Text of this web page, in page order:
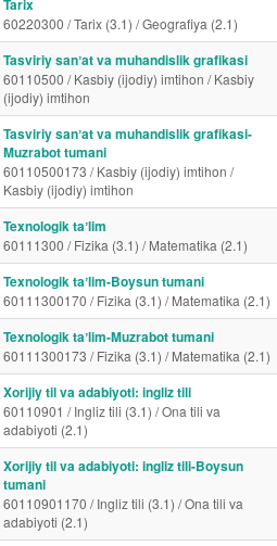
Tarix
60220300 / Tarix (3.1) / Geografiya (2.1)
Tasviriy sanʼat va muhandislik grafikasi
60110500 / Kasbiy (ijodiy) imtihon / Kasbiy
(ijodiy) imtihon
Tasviriy sanʼat va muhandislik grafikasi-
Muzrabot tumani
60110500173 / Kasbiy (ijodiy) imtihon /
Kasbiy (ijodiy) imtihon
Texnologik taʼlim
60111300 / Fizika (3.1) / Matematika (2.1)
Texnologik taʼlim-Boysun tumani
60111300170 / Fizika (3.1) / Matematika (2.1)
Texnologik taʼlim-Muzrabot tumani
60111300173 / Fizika (3.1) / Matematika (2.1)
Xorijiy til va adabiyoti: ingliz tili
60110901 / Ingliz tili (3.1) / Ona tili va
adabiyoti (2.1)
Xorijiy til va adabiyoti: ingliz tili-Boysun
tumani
60110901170 / Ingliz tili (3.1) / Ona tili va
adabiyoti (2.1)